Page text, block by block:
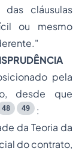
cláusulas
ou mesmo
pela
desde que
48 49
:
da Teoria da
do contrato,